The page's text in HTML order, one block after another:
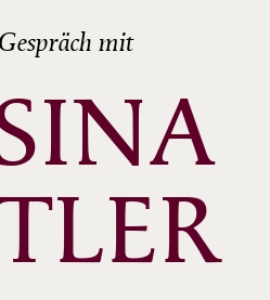
mit